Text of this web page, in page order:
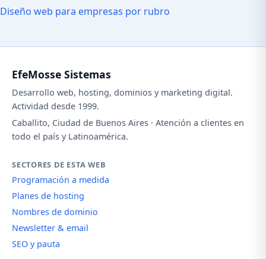
Diseño web para empresas por rubro
EfeMosse Sistemas
Desarrollo web, hosting, dominios y marketing digital.
Actividad desde 1999.
Caballito, Ciudad de Buenos Aires · Atención a clientes en
todo el país y Latinoamérica.
SECTORES DE ESTA WEB
Programación a medida
Planes de hosting
Nombres de dominio
Newsletter & email
SEO y pauta